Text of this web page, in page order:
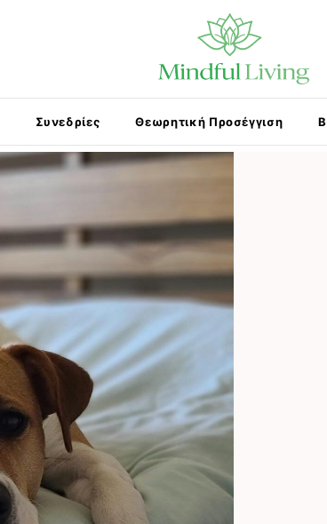
Συνεδρίες Θεωρητική Προσέγγιση